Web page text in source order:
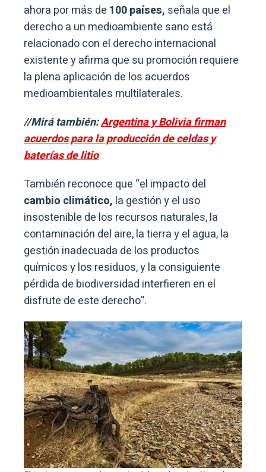
ahora por más de 100 países, señala que el
derecho a un medioambiente sano está
relacionado con el derecho internacional
existente y afirma que su promoción requiere
la plena aplicación de los acuerdos
medioambientales multilaterales.
//Mirá también:Argentina y Bolivia firman
acuerdos para la producción de celdas y
baterías de litio
También reconoce que “el impacto del
cambio climático, la gestión y el uso
insostenible de los recursos naturales, la
contaminación del aire, la tierra y el agua, la
gestión inadecuada de los productos
químicos y los residuos, y la consiguiente
pérdida de biodiversidad interfieren en el
disfrute de este derecho”.